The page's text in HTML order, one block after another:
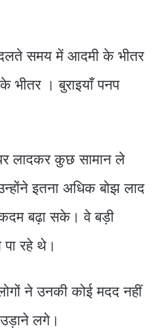
समय में आदमी के भीतर
भीतर । बुराइयाँ पनप
लादकर कुछ सामान ले
इतना अधिक बोझ लाद
बढ़ा सके। वे बड़ी
रहे थे।
ने उनकी कोई मदद नहीं
लगे।